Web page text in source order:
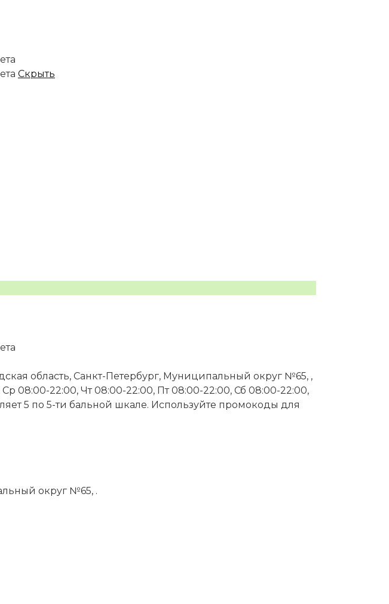
Скрыть
область, Санкт-Петербург, Муниципальный округ №65, ,
08:00-22:00, Чт 08:00-22:00, Пт 08:00-22:00, Сб 08:00-22:00,
5 по 5-ти бальной шкале. Используйте промокоды для
округ №65, .